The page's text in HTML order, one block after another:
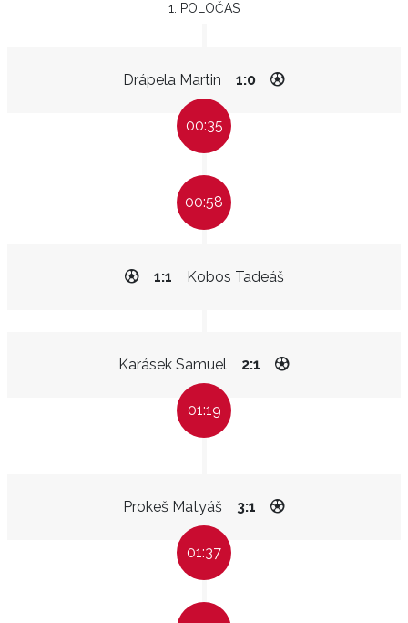
1. POLOČAS
Drápela Martin 1:0
00:35
00:58
Kobos Tadeáš
1:1
Karásek Samuel 2:1
01:19
Prokeš Matyáš 3:1
01:37